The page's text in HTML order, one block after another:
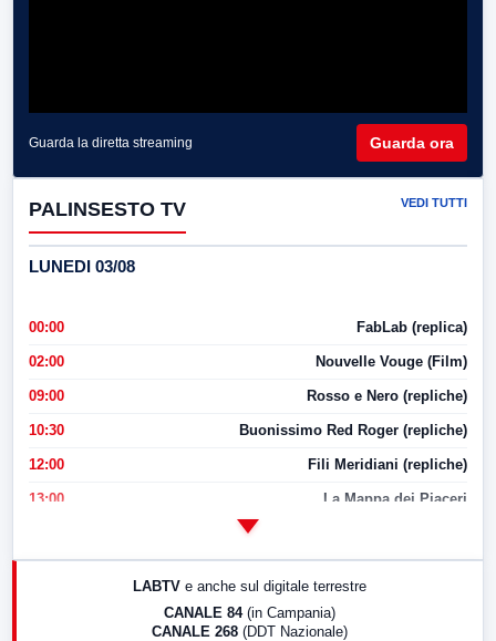
Guarda la diretta streaming Guarda ora
PALINSESTO TV VEDI TUTTI
LUNEDI 03/08
00:00 FabLab (replica)
02:00 Nouvelle Vouge (Film)
09:00 Rosso e Nero (repliche)
10:30 Buonissimo Red Roger (repliche)
12:00 Fili Meridiani (repliche)
13:00 La Mappa dei Piaceri
17:00 LabNews (replica)
LABTV e anche sul digitale terrestre
CANALE 84 (in Campania)
CANALE 268 (DDT Nazionale)